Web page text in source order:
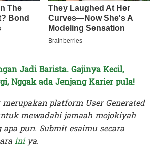
Jadi Barista. Gajinya Kecil,
Nggak ada Jenjang Karier pula!
platform User Generated
mewadahi jamaah mojokiyah
pun. Submit esaimu secara
iniya.